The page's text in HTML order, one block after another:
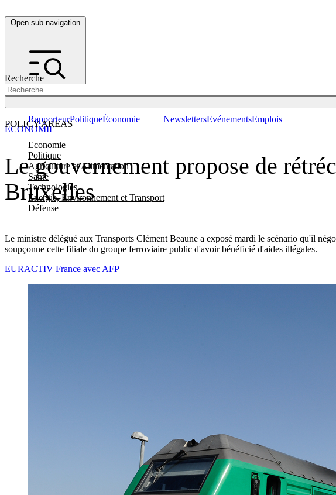
Open sub navigation
Recherche
POLICY AREAS
Economie
Politique
Agriculture et Alimentation
Santé
Technologies
Energie, Environnement et Transport
Défense
RapporteurPolitiqueÉconomie NewslettersEvénementsEmplois
Le gouvernement propose de
Bruxelles
Le ministre délégué aux Transports Clément Beaune a exposé mardi le scénario qu'il
soupçonne cette filiale du groupe ferroviaire public d'avoir bénéficié d'aides illégales.
ÉCONOMIE
EURACTIV France avec AFP